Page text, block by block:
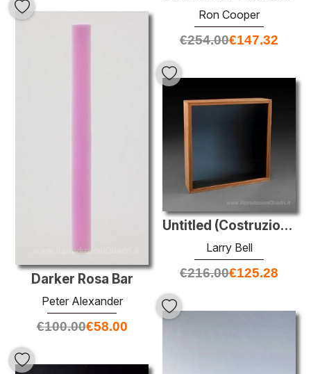
Ron Cooper
€254.00€147.32
Darker Rosa Bar
Peter Alexander
€100.00€58.00
Untitled (Costruzioni)
Larry Bell
€216.00€125.28